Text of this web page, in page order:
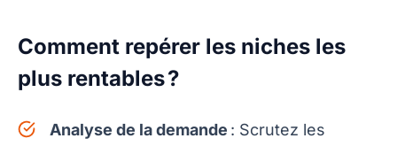
Comment repérer les niches les
plus rentables ?
Analyse de la demande : Scrutez les